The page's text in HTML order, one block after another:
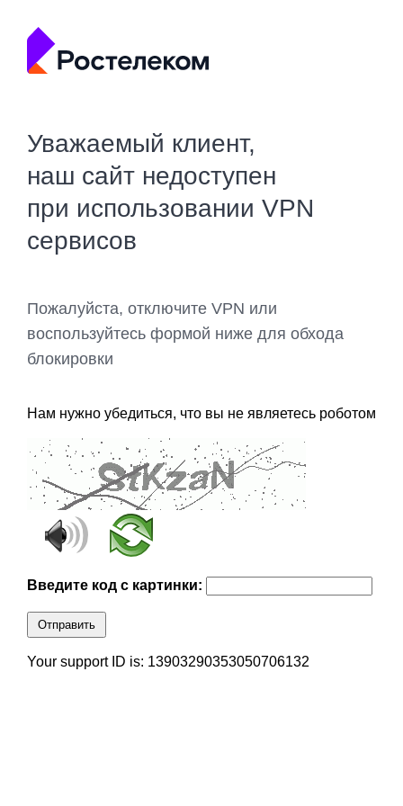
Уважаемый клиент,
наш сайт недоступен
при использовании VPN
сервисов
Пожалуйста, отключите VPN или
воспользуйтесь формой ниже для обхода
блокировки
Нам нужно убедиться, что вы не являетесь роботом
Введите код с картинки:
Отправить
Your support ID is: 13903290353050706132